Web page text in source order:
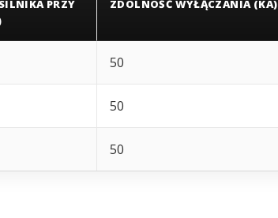
PRZY
ZDOLNOŚĆ WYŁĄCZANIA (KA)
50
50
50